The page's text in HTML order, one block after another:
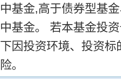
中基金,高于债券型基
中基金。 若本基金投
下因投资环境、投资
险。